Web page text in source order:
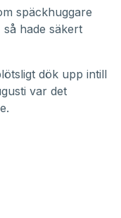
späckhuggare
hade säkert
dök upp intill
var det